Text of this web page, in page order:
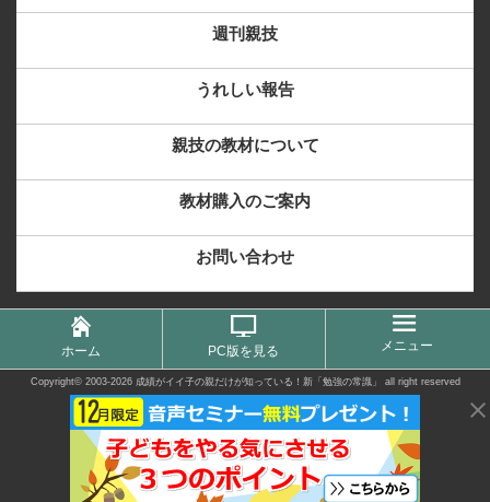
週刊親技
うれしい報告
親技の教材について
教材購入のご案内
お問い合わせ
ホーム PC版を見る メニュー
Copyright© 2003-2026 成績がイイ子の親だけが知っている！新「勉強の常識」 all right reserved